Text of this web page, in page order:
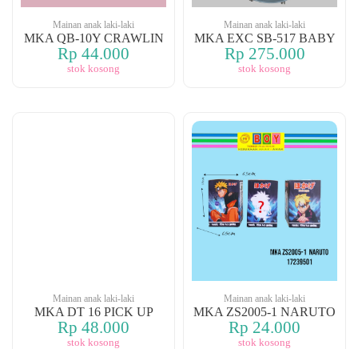
Mainan anak laki-laki
MKA QB-10Y CRAWLIN
Rp 44.000
stok kosong
Mainan anak laki-laki
MKA EXC SB-517 BABY
Rp 275.000
stok kosong
Mainan anak laki-laki
MKA DT 16 PICK UP
Rp 48.000
stok kosong
Mainan anak laki-laki
MKA ZS2005-1 NARUTO
Rp 24.000
stok kosong